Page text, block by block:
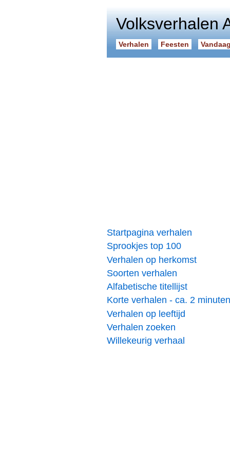
Volksverhalen
Verhalen Feesten
Startpagina verhalen
Sprookjes top 100
Verhalen op herkomst
Soorten verhalen
Alfabetische titellijst
Korte verhalen - ca. 2 minuten
Verhalen op leeftijd
Verhalen zoeken
Willekeurig verhaal